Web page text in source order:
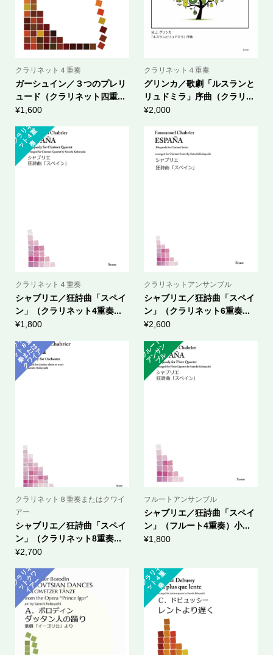
クラリネット４重奏
ガーシュイン／３つのプレリ
ュード（クラリネット四重...
¥1,600
クラリネット４重奏
グリンカ／歌劇「ルスランと
リュドミラ」序曲（クラリ...
¥2,000
ク
ラ
リ
ネ
ッ
ト
４
重
奏
クラリネット４重奏
シャブリエ／狂詩曲「スペイ
ン」（クラリネット4重奏...
¥1,800
クラリネットアンサンブル
シャブリエ／狂詩曲「スペイ
ン」（クラリネット6重奏...
¥2,600
ク
ラ
リ
ネ
ッ
ト
８
重
奏
ま
た
は
ク
ワ
イ
ア
ー
クラリネット８重奏またはクワイ
アー
シャブリエ／狂詩曲「スペイ
ン」（クラリネット8重奏...
¥2,700
フ
ル
ー
ト
アン
サ
ン
ブル
フルートアンサンブル
シャブリエ／狂詩曲「スペイ
ン」（フルート4重奏）小...
¥1,800
ク
ラ
リ
ネ
ッ
ト
ク
ワ
イ
アー ク
ラ
リ
ネ
ッ
ト
４
重
奏